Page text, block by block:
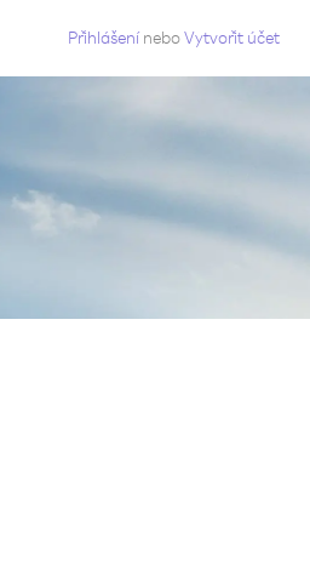
Přihlášení neboVytvořit účet